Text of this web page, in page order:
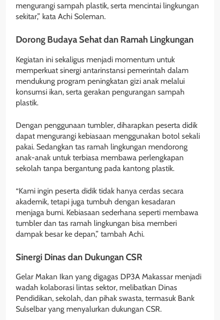
mengurangi sampah plastik, serta mencintai lingkungan
sekitar,” kata Achi Soleman.
Dorong Budaya Sehat dan Ramah Lingkungan
Kegiatan ini sekaligus menjadi momentum untuk
memperkuat sinergi antarinstansi pemerintah dalam
mendukung program peningkatan gizi anak melalui
konsumsi ikan, serta gerakan pengurangan sampah
plastik.
Dengan penggunaan tumbler, diharapkan peserta didik
dapat mengurangi kebiasaan menggunakan botol sekali
pakai. Sedangkan tas ramah lingkungan mendorong
anak-anak untuk terbiasa membawa perlengkapan
sekolah tanpa bergantung pada kantong plastik.
“Kami ingin peserta didik tidak hanya cerdas secara
akademik, tetapi juga tumbuh dengan kesadaran
menjaga bumi. Kebiasaan sederhana seperti membawa
tumbler dan tas ramah lingkungan bisa memberi
dampak besar ke depan,” tambah Achi.
Sinergi Dinas dan Dukungan CSR
Gelar Makan Ikan yang digagas DP3A Makassar menjadi
wadah kolaborasi lintas sektor, melibatkan Dinas
Pendidikan, sekolah, dan pihak swasta, termasuk Bank
Sulselbar yang menyalurkan dukungan CSR.